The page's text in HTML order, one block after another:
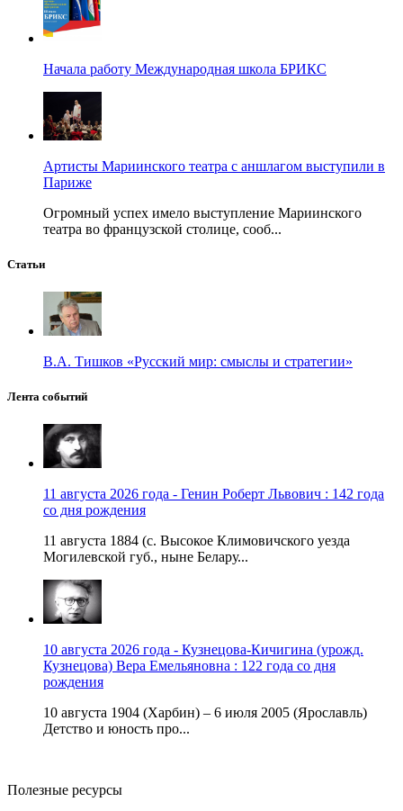
Начала работу Международная школа БРИКС
Артисты Мариинского театра с аншлагом выступили в
Париже
Огромный успех имело выступление Мариинского
театра во французской столице, сооб...
Статьи
В.А. Тишков «Русский мир: смыслы и стратегии»
Лента событий
11 августа 2026 года - Генин Роберт Львович : 142 года
со дня рождения
11 августа 1884 (с. Высокое Климовичского уезда
Могилевской губ., ныне Белару...
10 августа 2026 года - Кузнецова-Кичигина (урожд.
Кузнецова) Вера Емельяновна : 122 года со дня
рождения
10 августа 1904 (Харбин) – 6 июля 2005 (Ярославль)
Детство и юность про...
Полезные ресурсы